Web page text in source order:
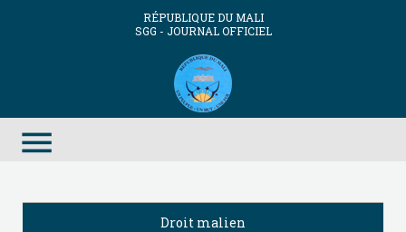
RÉPUBLIQUE DU MALI
SGG - JOURNAL OFFICIEL
menu
Droit malien